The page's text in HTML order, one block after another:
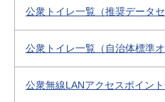
公衆トイレ一覧（推奨データセ
公衆トイレ一覧（自治体標準
公衆無線LANアクセスポイン